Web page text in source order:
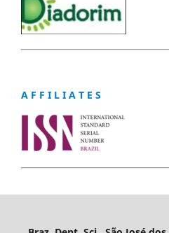
A F F I L I A T E S